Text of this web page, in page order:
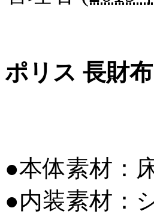
ポリス 長財
●本体素材：
●内装素材：